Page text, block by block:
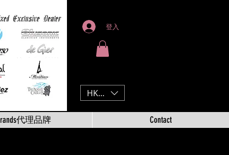
登入
HKD (HK$)
代理品牌 Contact